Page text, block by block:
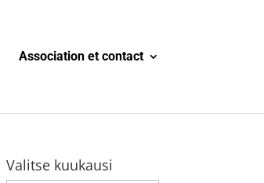
Association et contact
Valitse kuukausi